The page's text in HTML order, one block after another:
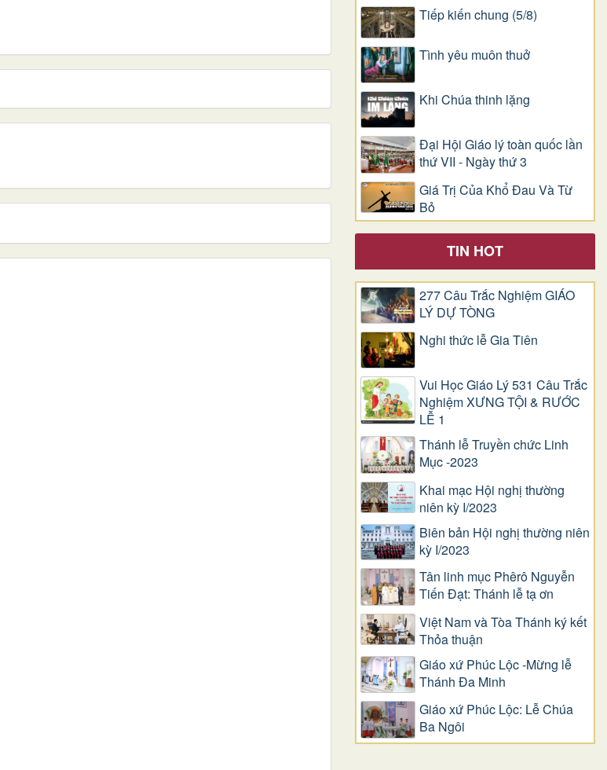
Tiếp kiến chung (5/8)
Tình yêu muôn thuở
Khi Chúa thinh lặng
Đại Hội Giáo lý toàn quốc lần
thứ VII - Ngày thứ 3
Giá Trị Của Khổ Ðau Và Từ
Bỏ
TIN HOT
277 Câu Trắc Nghiệm GIÁO
LÝ DỰ TÒNG
Nghi thức lễ Gia Tiên
Vui Học Giáo Lý 531 Câu Trắc
Nghiệm XƯNG TỘI & RƯỚC
LỄ 1
Thánh lễ Truyền chức Linh
Mục -2023
Khai mạc Hội nghị thường
niên kỳ I/2023
Biên bản Hội nghị thường niên
kỳ I/2023
Tân linh mục Phêrô Nguyễn
Tiến Đạt: Thánh lễ tạ ơn
Việt Nam và Tòa Thánh ký kết
Thỏa thuận
Giáo xứ Phúc Lộc -Mừng lễ
Thánh Đa Minh
Giáo xứ Phúc Lộc: Lễ Chúa
Ba Ngôi